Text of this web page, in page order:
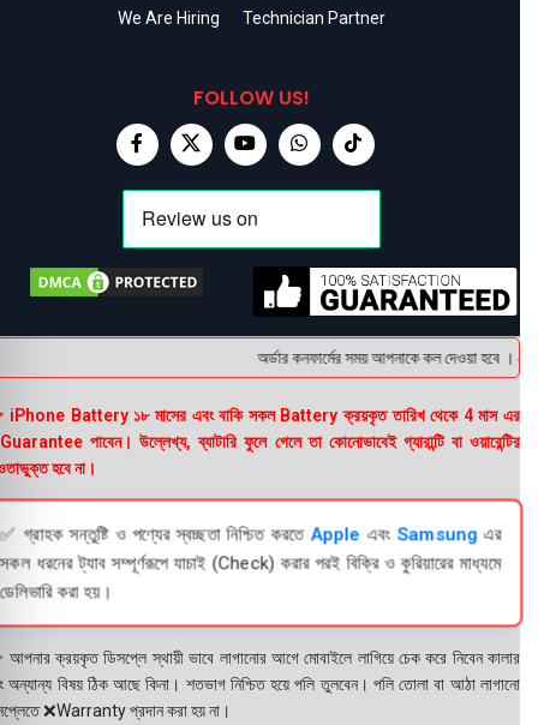
We Are Hiring
Technician Partner
FOLLOW US!
অর্ডার কনফার্মের সময় আপনাকে কল দেওয়া হবে ।
Battery ১৮ মাসের এবং বাকি সকল Battery ক্রয়কৃত তারিখ থেকে 4 মাস এর
পাবেন। উল্লেখ্য, ব্যাটারি ফুলে গেলে তা কোনোভাবেই গ্যারান্টি বা ওয়ারেন্টির
হবে না।
✅ গ্রাহক সন্তুষ্টি ও পণ্যের স্বচ্ছতা নিশ্চিত করতেApple এবংSamsungএর
সকল ধরনের ট্যাব সম্পূর্ণরূপে যাচাই (Check) করার পরই বিক্রি ও কুরিয়ারের মাধ্যমে
ডেলিভারি করা হয়।
ক্রয়কৃত ডিসপ্লে স্থায়ী ভাবে লাগানোর আগে মোবাইলে লাগিয়ে চেক করে নিবেন কালার
অন্যান্য বিষয় ঠিক আছে কিনা। শতভাগ নিশ্চিত হয়ে পলি তুলবেন। পলি তোলা বা আঠা লাগানো
❌Warranty প্রদান করা হয় না।